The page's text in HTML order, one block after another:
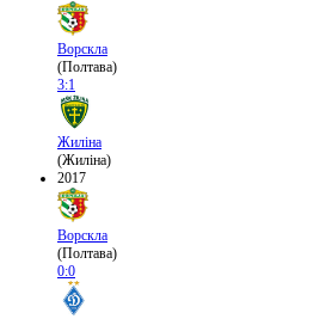
Ворскла
(Полтава)
3:1
Жиліна
(Жиліна)
2017
Ворскла
(Полтава)
0:0